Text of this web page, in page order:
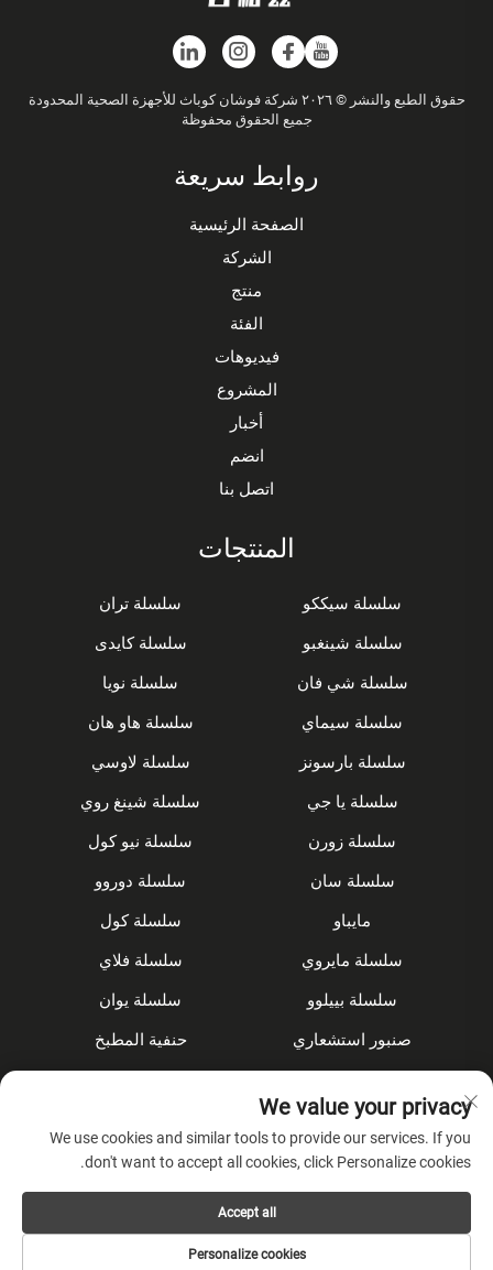
حقوق الطبع والنشر © ٢٠٢٦ شركة فوشان كوباث للأجهزة الصحية المحدودة
جميع الحقوق محفوظة
روابط سريعة
الصفحة الرئيسية
الشركة
منتج
الفئة
فيديوهات
المشروع
أخبار
انضم
اتصل بنا
المنتجات
سلسلة سيككو
سلسلة تران
سلسلة شينغبو
سلسلة كايدى
سلسلة شي فان
سلسلة نويا
سلسلة سيماي
سلسلة هاو هان
سلسلة بارسونز
سلسلة لاوسي
سلسلة يا جي
سلسلة شينغ روي
سلسلة زورن
سلسلة نيو كول
سلسلة سان
سلسلة دوروو
مايباو
سلسلة كول
سلسلة مايروي
سلسلة فلاي
سلسلة بييلوو
سلسلة يوان
صنبور استشعاري
حنفية المطبخ
الملحقات
عن الشركة
سياسة الخصوصية
We value your privacy
We use cookies and similar tools to provide our services. If you
don't want to accept all cookies, click Personalize cookies.
Personalize cookies
Accept all